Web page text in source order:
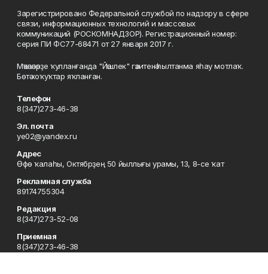
Зарегистрировано Федеральной службой по надзору в сфере
связи, информационных технологий и массовых
коммуникаций (РОСКОМНАДЗОР). Регистрационный номер:
серия ПИ ФС77-68471 от 27 января 2017 г.
Мәҡәләләрҙе ҡулланғанда "Йәшлек" гәзитенә һылтанма яһау мотлаҡ.
Бөтә хоҡуҡтар яҡланған.
Телефон
8(347)273-46-38
Эл. почта
ye02@yandex.ru
Адрес
Өфө ҡалаһы, Октябрҙең 50 йыллығы урамы, 13, 8-се ҡат
Рекламная служба
89174755304
Редакция
8(347)273-52-08
Приемная
8(347)273-46-38